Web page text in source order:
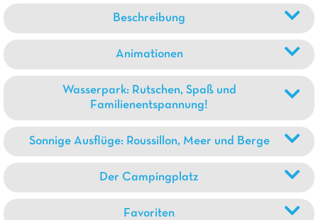
Beschreibung
Animationen
Wasserpark: Rutschen, Spaß und
Familienentspannung!
Sonnige Ausflüge: Roussillon, Meer und Berge
Der Campingplatz
Favoriten